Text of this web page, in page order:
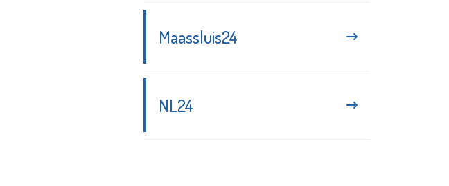
Maassluis24
NL24